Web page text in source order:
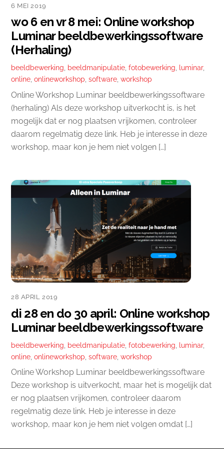
6 MEI 2019
wo 6 en vr 8 mei: Online workshop
Luminar beeldbewerkingssoftware
(Herhaling)
beeldbewerking, beeldmanipulatie,fotobewerking, luminar,
online,onlineworkshop,software,workshop
Online Workshop Luminar beeldbewerkingssoftware
(herhaling) Als deze workshop uitverkocht is, is het
mogelijk dat er nog plaatsen vrijkomen, controleer
daarom regelmatig deze link. Heb je interesse in deze
workshop, maar kon je hem niet volgen […]
28 APRIL 2019
di 28 en do 30 april: Online workshop
Luminar beeldbewerkingssoftware
beeldbewerking beeldmanipulatie ,fotobewerking luminar,
online ,onlineworkshop ,software ,workshop
Online Workshop Luminar beeldbewerkingssoftware
Deze workshop is uitverkocht, maar het is mogelijk dat
er nog plaatsen vrijkomen, controleer daarom
regelmatig deze link. Heb je interesse in deze
workshop, maar kon je hem niet volgen omdat […]